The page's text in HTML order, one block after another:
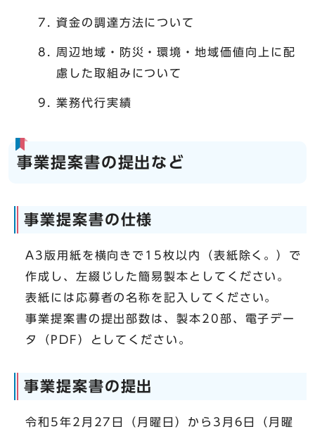
資金の調達方法について
周辺地域・防災・環境・地域価値向上に配
慮した取組みについて
業務代行実績
事業提案書の提出など
事業提案書の仕様
A3版用紙を横向きで15枚以内（表紙除く。）で
作成し、左綴じした簡易製本としてください。
表紙には応募者の名称を記入してください。
事業提案書の提出部数は、製本20部、電子デー
タ（PDF）としてください。
事業提案書の提出
令和5年2月27日（月曜日）から3月6日（月曜